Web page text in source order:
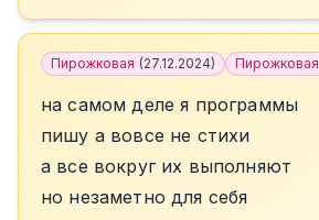
Пирожковая (27.12.2024) Пирожковая
на самом деле я программы
пишу а вовсе не стихи
а все вокруг их выполняют
но незаметно для себя